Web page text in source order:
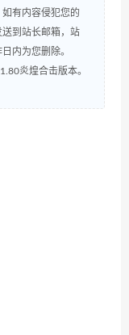
有内容侵犯您的
到站长邮箱，站
内为您删除。
炎煌合击版本。